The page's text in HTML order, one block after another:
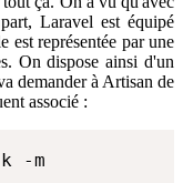
Laravel est équipé
représentée par une
On dispose ainsi d'un
demander à Artisan de
associé :
-m